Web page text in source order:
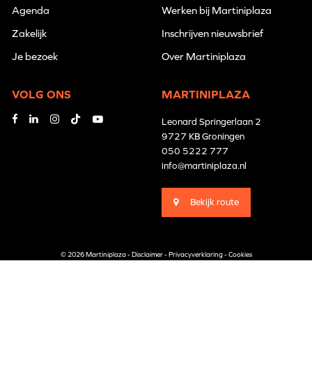
Agenda
Zakelijk
Je bezoek
Werken bij Martiniplaza
Inschrijven nieuwsbrief
Over Martiniplaza
VOLG ONS MARTINIPLAZA
Leonard Springerlaan 2
9727 KB Groningen
050 5222 777
info@martiniplaza.nl
Bekijk route
© 2026 Martiniplaza -Disclaimer-Privacyverklaring-Cookies